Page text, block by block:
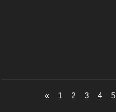
« 1 2 3 4 5